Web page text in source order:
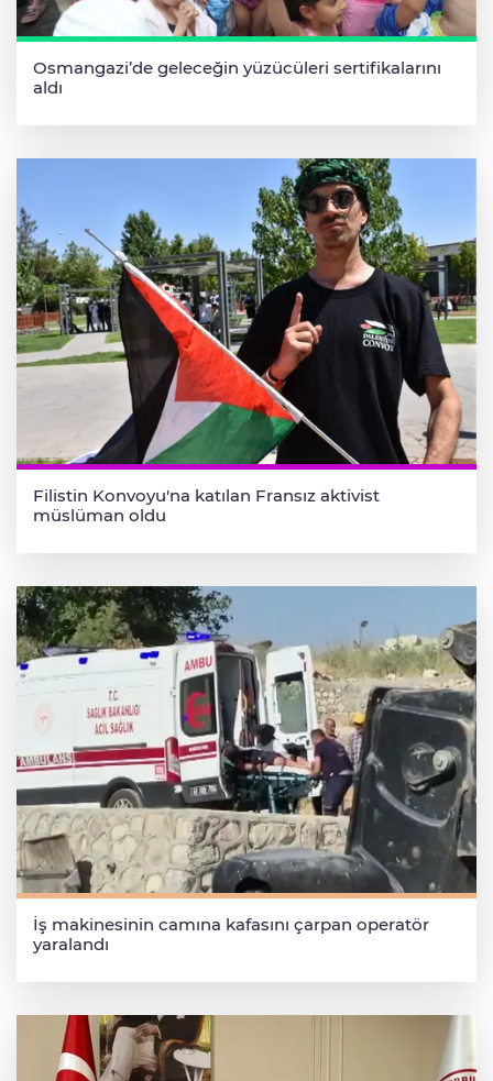
Osmangazi’de geleceğin yüzücüleri sertifikalarını
aldı
Filistin Konvoyu'na katılan Fransız aktivist
müslüman oldu
İş makinesinin camına kafasını çarpan operatör
yaralandı